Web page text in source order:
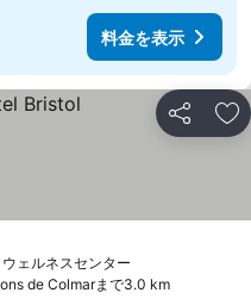
料金を表示
シェア お
ェルネスセンター
de Colmarまで3.0 km